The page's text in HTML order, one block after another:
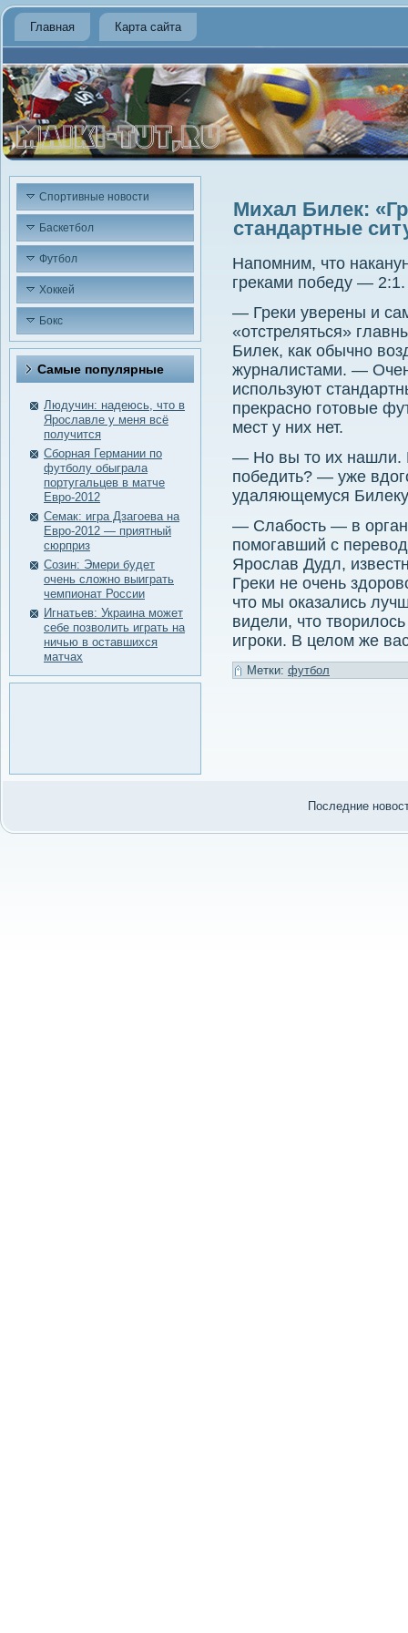
Главная Карта сайта
Спортивные новости
Баскетбол
Футбол
Хоккей
Бокс
Самые пοпулярные
Людучин: надеюсь, что в
Ярославле у меня всё
получится
Сборная Германии по
футболу обыграла
португальцев в матче
Евро-2012
Семак: игра Дзагоева на
Евро-2012 — приятный
сюрприз
Созин: Эмери будет
очень сложно выиграть
чемпионат России
Игнатьев: Украина может
себе позволить играть на
ничью в оставшихся
матчах
Михал Билек:
стандартные
Напомним, что
греками победу — 2:1.
— Греки уверены и
«отстреляться»
Билек, как обычно
журналистами. —
используют
прекрасно готовые
мест у них нет.
— Но вы то их нашли.
победить? — уже
удаляющемуся
— Слабость — в
помогавший с
Ярослав Дудл,
Греки не очень
что мы оказались
видели, что
игроки. В целом же
Метки: футбол
Последние